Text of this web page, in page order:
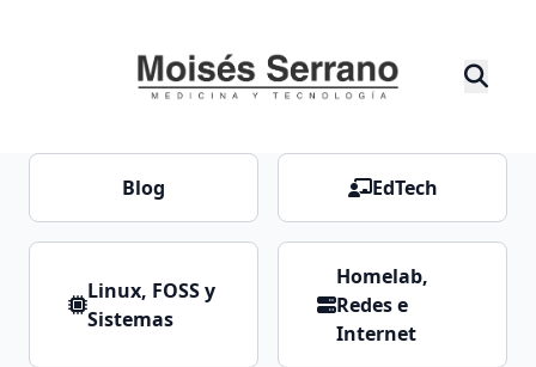
Blog EdTech
Linux, FOSS y
Sistemas
Homelab,
Redes e
Internet